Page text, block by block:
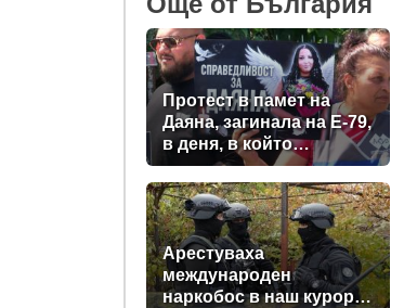
Протест в памет на
Даяна, загинала на Е-79,
в деня, в който
трябваше да е сватбата
ѝ (снимки)
Арестуваха
международен
наркобос в наш курорт